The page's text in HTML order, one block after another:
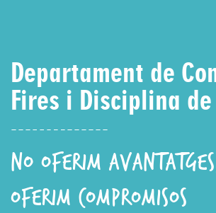
Departament de
Fires i Disciplina
NO OFERIM
OFERIM COMPROMISOS